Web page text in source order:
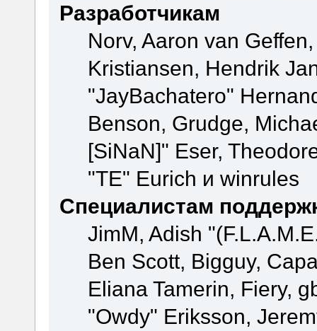
Разработчикам
Norv, Aaron van
Kristiansen, Hendrik
"JayBachatero"
Benson, Grudge,
[SiNaN]" Eser,
"TE" Eurich и winrules
Специалистам
JimM, Adish
Ben Scott, Bigguy,
Eliana Tamerin, Fiery,
"Owdy" Eriksson,